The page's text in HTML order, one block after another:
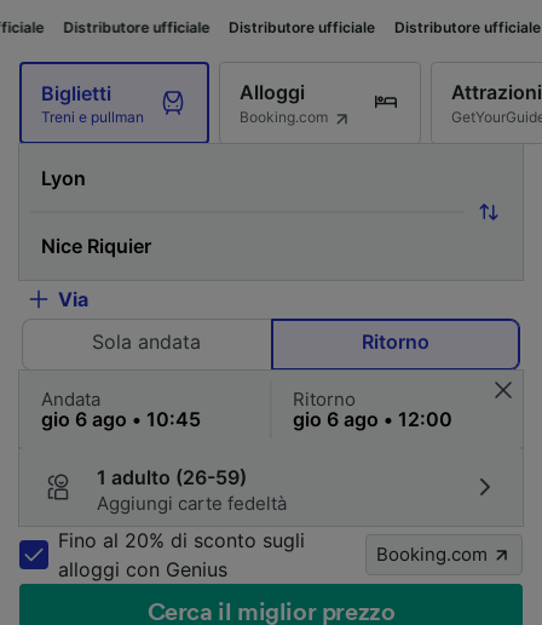
ufficiale Distributore ufficiale Distributore ufficiale Distributore
Biglietti
Treni e pullman
Alloggi
Booking.com
Attrazioni
Via
Sola andata
Ritorno
Andata Ritorno
1 adulto (26-59)
Aggiungi carte fedeltà
Fino al 20% di sconto sugli
alloggi con Genius
Booking.com
Cerca il miglior prezzo